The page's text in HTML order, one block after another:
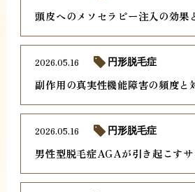
頭皮へのメソセラピー注入の効果
副作用の真実性機能障害の頻度と
2026.05.16 円形脱毛症
男性型脱毛症AGAが引き起こす
2026.05.16 円形脱毛症